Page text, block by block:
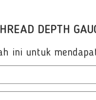
DEPTH
ini untuk